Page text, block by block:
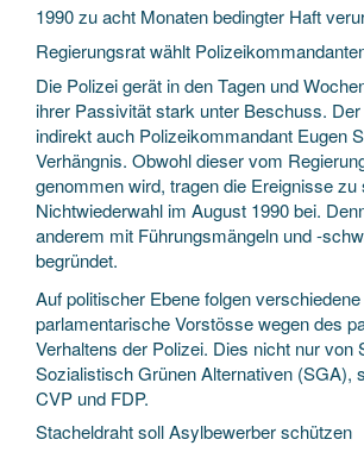
1990 zu acht Monaten bedingter Haft
Regierungsrat wählt
Die Polizei gerät in den Tagen und
ihrer Passivität stark unter Beschuss.
indirekt auch Polizeikommandant Eugen
Verhängnis. Obwohl dieser vom
genommen wird, tragen die Ereignisse zu
Nichtwiederwahl im August 1990 bei.
anderem mit Führungsmängeln und -
begründet.
Auf politischer Ebene folgen verschiedene
parlamentarische Vorstösse wegen des
Verhaltens der Polizei. Dies nicht nur von
Sozialistisch Grünen Alternativen (SGA),
CVP und FDP.
Stacheldraht soll Asylbewerber schützen